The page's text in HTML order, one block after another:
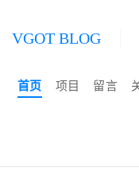
VGOT BLOG
首页 项目 留言